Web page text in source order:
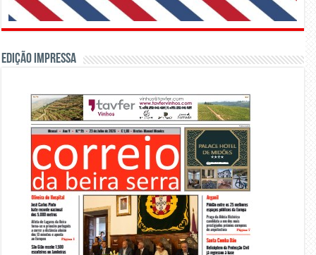
Edição Impressa